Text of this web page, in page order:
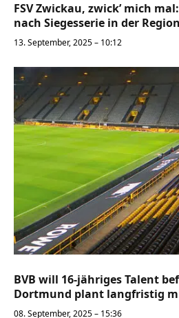
FSV Zwickau, zwick’ mich
nach Siegesserie in der
13. September, 2025 – 10:12
BVB will 16-jähriges Talent
Dortmund plant langfristig
08. September, 2025 – 15:36